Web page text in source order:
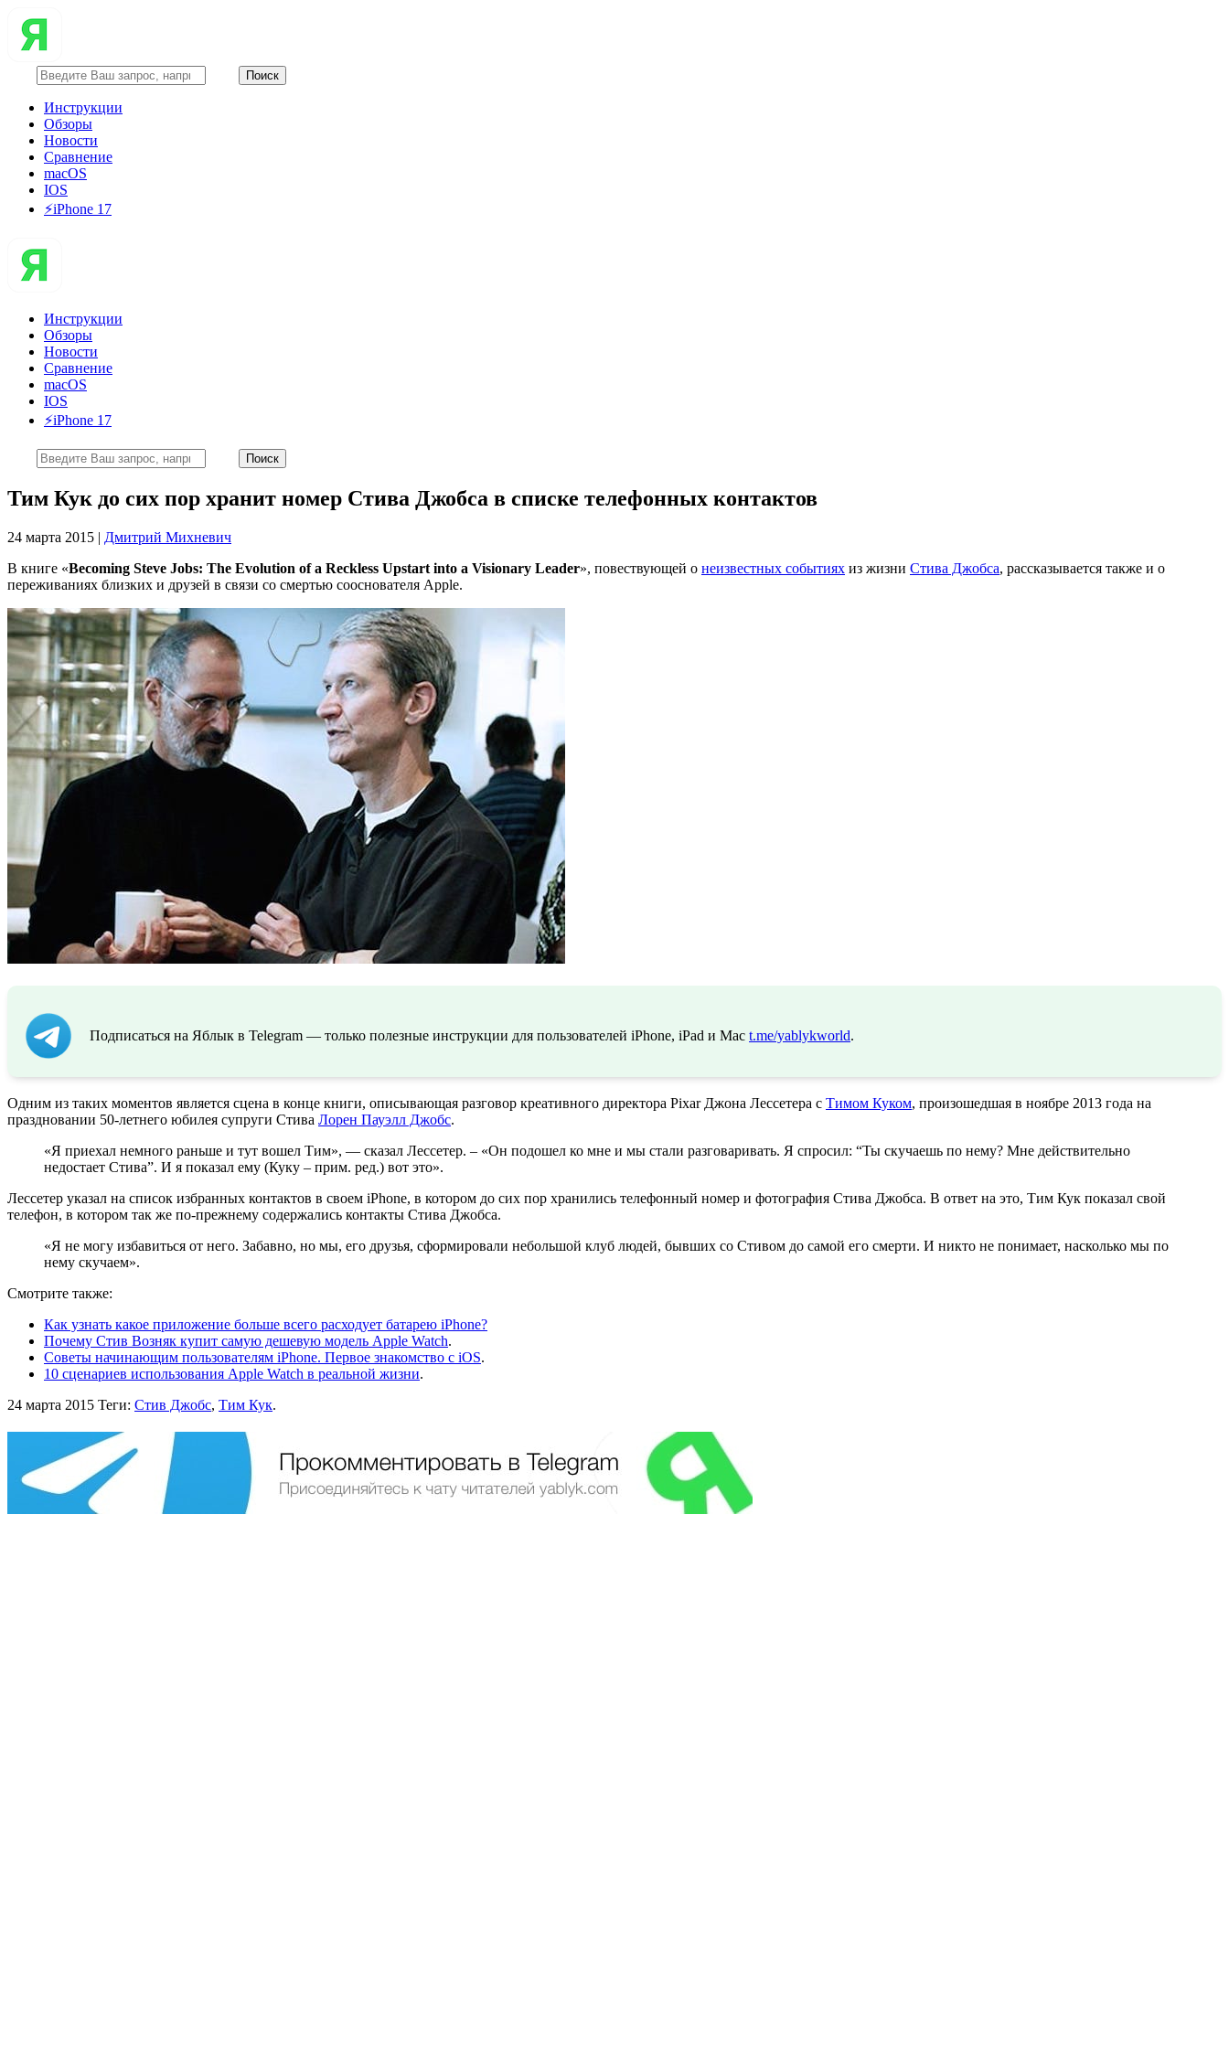
Инструкции
Обзоры
Новости
Сравнение
macOS
IOS
⚡️iPhone 17
Инструкции
Обзоры
Новости
Сравнение
macOS
IOS
⚡️iPhone 17
Тим Кук до сих пор хранит номер Стива Джобса в списке телефонных контактов
24 марта 2015 | Дмитрий Михневич
В книге «Becoming Steve Jobs: The Evolution of a Reckless Upstart into a Visionary Leader», повествующей о неизвестных событиях из жизни Стива Джобса, рассказывается также и о
переживаниях близких и друзей в связи со смертью сооснователя Apple.
Подписаться на Яблык в Telegram — только полезные инструкции для пользователей iPhone, iPad и Mac t.me/yablykworld.
Одним из таких моментов является сцена в конце книги, описывающая разговор креативного директора Pixar Джона Лессетера с Тимом Куком, произошедшая в ноябре 2013 года на
праздновании 50-летнего юбилея супруги Стива Лорен Пауэлл Джобс.
«Я приехал немного раньше и тут вошел Тим», — сказал Лессетер. – «Он подошел ко мне и мы стали разговаривать. Я спросил: “Ты скучаешь по нему? Мне действительно
недостает Стива”. И я показал ему (Куку – прим. ред.) вот это».
Лессетер указал на список избранных контактов в своем iPhone, в котором до сих пор хранились телефонный номер и фотография Стива Джобса. В ответ на это, Тим Кук показал свой
телефон, в котором так же по-прежнему содержались контакты Стива Джобса.
«Я не могу избавиться от него. Забавно, но мы, его друзья, сформировали небольшой клуб людей, бывших со Стивом до самой его смерти. И никто не понимает, насколько мы по
нему скучаем».
Смотрите также:
Как узнать какое приложение больше всего расходует батарею iPhone?
Почему Стив Возняк купит самую дешевую модель Apple Watch.
Советы начинающим пользователям iPhone. Первое знакомство с iOS.
10 сценариев использования Apple Watch в реальной жизни.
24 марта 2015 Теги: Стив Джобс, Тим Кук.